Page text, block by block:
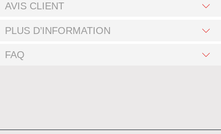
AVIS CLIENT
PLUS D’INFORMATION
FAQ